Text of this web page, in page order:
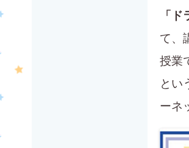
「
て、
授業
とい
ーネ